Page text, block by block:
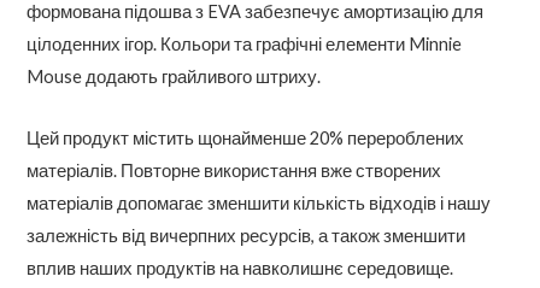
формована підошва з EVA забезпечує амортизацію для
цілоденних ігор. Кольори та графічні елементи Minnie
Mouse додають грайливого штриху.
Цей продукт містить щонайменше 20% перероблених
матеріалів. Повторне використання вже створених
матеріалів допомагає зменшити кількість відходів і нашу
залежність від вичерпних ресурсів, а також зменшити
вплив наших продуктів на навколишнє середовище.